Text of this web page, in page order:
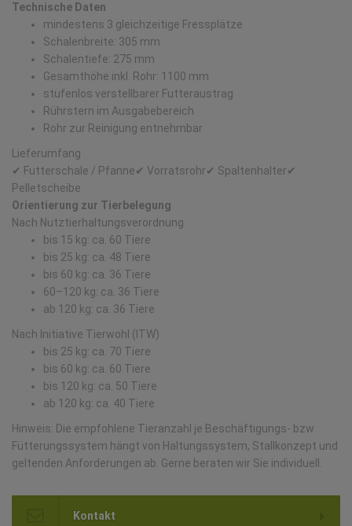
Technische Daten
mindestens 3 gleichzeitige Fressplätze
Schalenbreite: 305 mm
Schalentiefe: 275 mm
Gesamthöhe inkl. Rohr: 1100 mm
stufenlos verstellbarer Futteraustrag
Rührstern im Ausgabebereich
Rohr zur Reinigung entnehmbar
Lieferumfang
✔ Futterschale / Pfanne ✔ Vorratsrohr ✔ Spaltenhalter ✔
Pelletscheibe
Orientierung zur Tierbelegung
Nach Nutztierhaltungsverordnung
bis 15 kg: ca. 60 Tiere
bis 25 kg: ca. 48 Tiere
bis 60 kg: ca. 36 Tiere
60–120 kg: ca. 36 Tiere
ab 120 kg: ca. 36 Tiere
Nach Initiative Tierwohl (ITW)
bis 25 kg: ca. 70 Tiere
bis 60 kg: ca. 60 Tiere
bis 120 kg: ca. 50 Tiere
ab 120 kg: ca. 40 Tiere
Hinweis: Die empfohlene Tieranzahl je Beschäftigungs- bzw.
Fütterungssystem hängt von Haltungssystem, Stallkonzept und
geltenden Anforderungen ab. Gerne beraten wir Sie individuell.
Kontakt